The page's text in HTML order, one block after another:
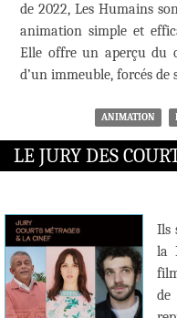
de 2022, Les Humains
animation simple et
Elle offre un aperçu du
d’un immeuble, forcés
ANIMATION
LE JURY DES
Ils
la